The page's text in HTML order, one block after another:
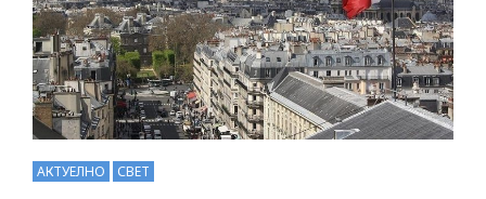
АКТУЕЛНО СВЕТ